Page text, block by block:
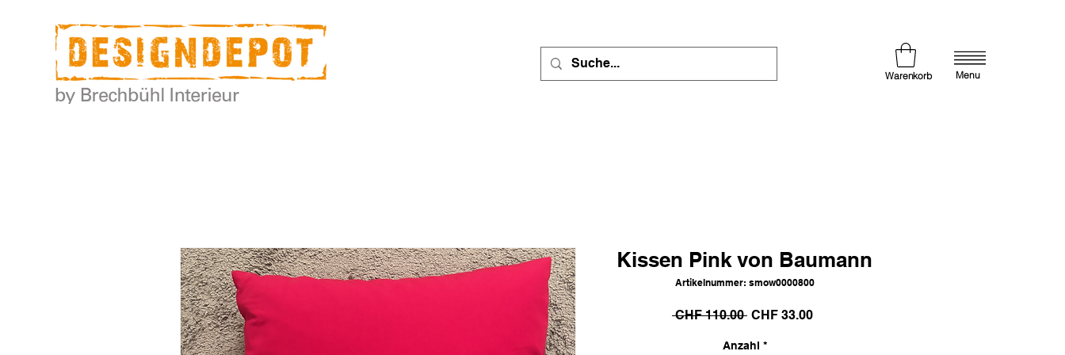
Warenkorb Menu
Kissen Pink von Baumann
Artikelnummer: smow0000800
CHF 110.00 Standardpreis
CHF 33.00Sale-
Anzahl *